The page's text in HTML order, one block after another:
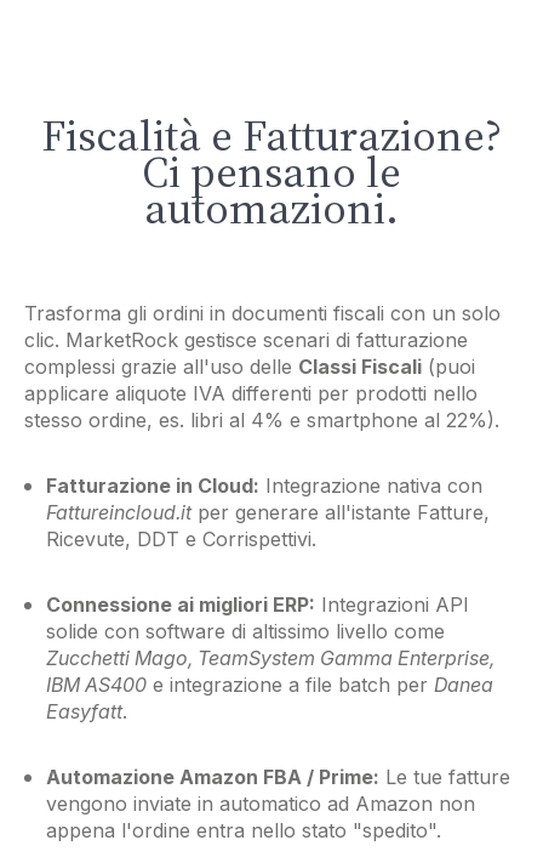
Fiscalità e Fatturazione?
Ci pensano le
automazioni.
Trasforma gli ordini in documenti fiscali con un solo
clic. MarketRock gestisce scenari di fatturazione
complessi grazie all'uso delle Classi Fiscali (puoi
applicare aliquote IVA differenti per prodotti nello
stesso ordine, es. libri al 4% e smartphone al 22%).
Fatturazione in Cloud: Integrazione nativa con
Fattureincloud.itper generare all'istante Fatture,
Ricevute, DDT e Corrispettivi.
Connessione ai migliori ERP: Integrazioni API
solide con software di altissimo livello come
Zucchetti Mago, TeamSystem Gamma Enterprise,
IBM AS400e integrazione a file batch per Danea
Easyfatt.
Automazione Amazon FBA / Prime: Le tue fatture
vengono inviate in automatico ad Amazon non
appena l'ordine entra nello stato "spedito".